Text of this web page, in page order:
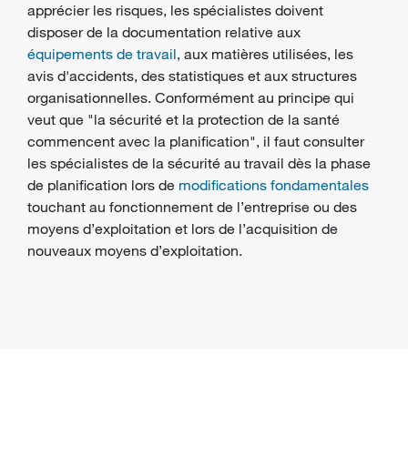
apprécier les risques, les spécialistes doivent
disposer de la documentation relative aux
équipements de travail, aux matières utilisées, les
avis d'accidents, des statistiques et aux structures
organisationnelles. Conformément au principe qui
veut que "la sécurité et la protection de la santé
commencent avec la planification", il faut consulter
les spécialistes de la sécurité au travail dès la phase
de planification lors de modifications fondamentales
touchant au fonctionnement de l’entreprise ou des
moyens d’exploitation et lors de l’acquisition de
nouveaux moyens d’exploitation.